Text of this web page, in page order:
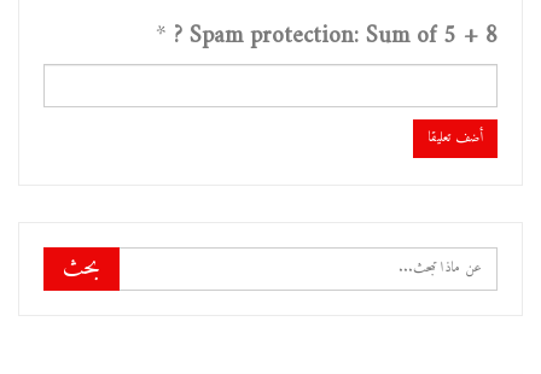
Spam protection: Sum of 5 + 8 ?
*